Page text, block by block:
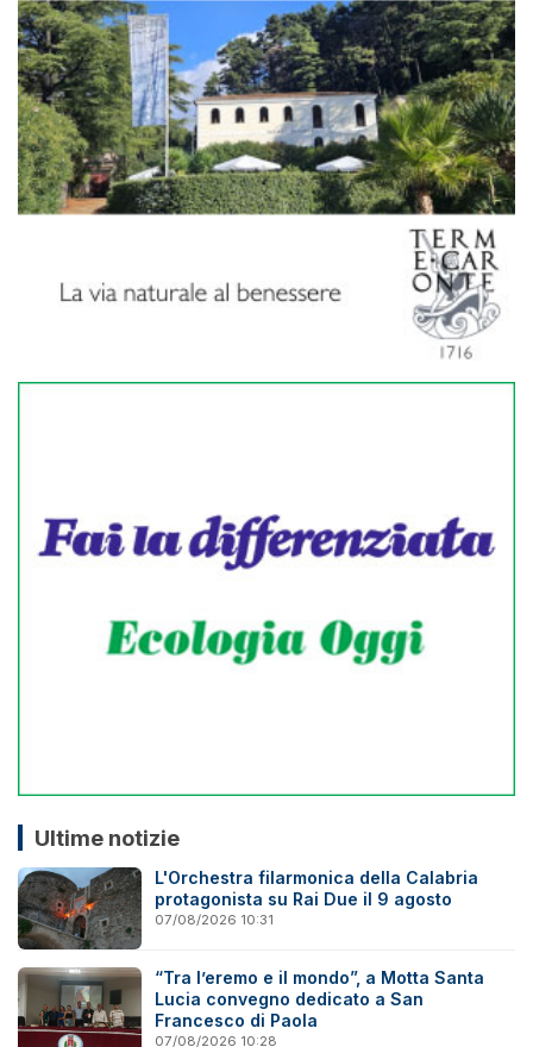
Ultime notizie
L'Orchestra filarmonica della Calabria
protagonista su Rai Due il 9 agosto
07/08/2026 10:31
“Tra l’eremo e il mondo”, a Motta Santa
Lucia convegno dedicato a San
Francesco di Paola
07/08/2026 10:28